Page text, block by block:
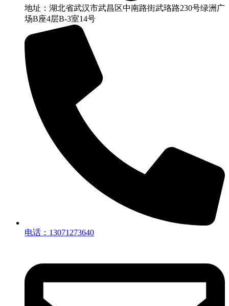
地址：湖北省武汉市武昌区中南路街武珞路230号绿洲广
场B座4层B-3室14号
电话：13071273640